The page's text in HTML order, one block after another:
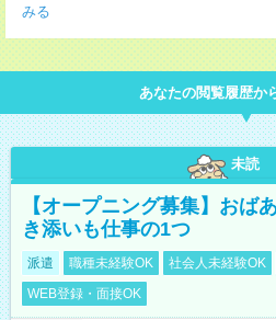
みる
あなたの閲覧履歴か
未読
【オープニング募集】おば
き添いも仕事の1つ
派遣 職種未経験OK 社会人未経験OK
WEB登録・面接OK